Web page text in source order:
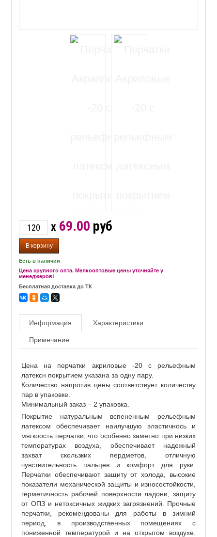
x 69.00 руб
Есть в наличии
Цена крупного опта. Мелкооптовые цены уточняйте у
менеджеров!
Бесплатная доставка до ТК
Информация Характеристики
Примечание
Цена на перчатки акриловые -20 с рельефным
латексн покрытием указана за одну пару.
Количество напротив цены соответствует количеству
пар в упаковке.
Минимальный заказ – 2 упаковка.
Покрытие натуральным вспененным рельефным
латексом обеспечивает наилучшую эластичнось и
мягкоость перчатки, что особенно заметно при низких
температурах воздуха, обеспечивает надежный
захват скользких пердметов, отличную
чувствительность пальцев и комфорт для руки.
Перчатки обеспечивают защиту от холода, высокие
показатели механической защиты и износостойкости,
герметичность рабочей поверхности ладони, защиту
от ОПЗ и нетоксичных жидких загрязнений. Прочные
перчатки, рекомендованы для работы в зимний
период, в производственных помещениях с
пониженной температурой и на открытом воздухе.